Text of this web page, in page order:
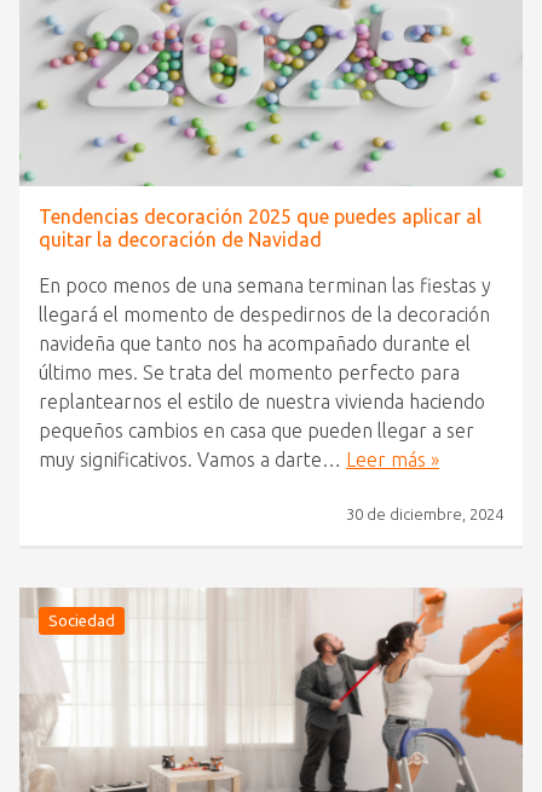
Tendencias decoración 2025 que puedes aplicar al
quitar la decoración de Navidad
En poco menos de una semana terminan las fiestas y
llegará el momento de despedirnos de la decoración
navideña que tanto nos ha acompañado durante el
último mes. Se trata del momento perfecto para
replantearnos el estilo de nuestra vivienda haciendo
pequeños cambios en casa que pueden llegar a ser
muy significativos. Vamos a darte… Leer más »
30 de diciembre, 2024
Sociedad